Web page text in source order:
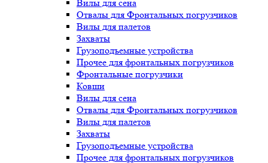
Вилы для сена
Отвалы для Фронтальных погрузчиков
Вилы для палетов
Захваты
Грузоподъемные устройства
Прочее для фронтальных погрузчиков
Фронтальные погрузчики
Ковши
Вилы для сена
Отвалы для Фронтальных погрузчиков
Вилы для палетов
Захваты
Грузоподъемные устройства
Прочее для фронтальных погрузчиков